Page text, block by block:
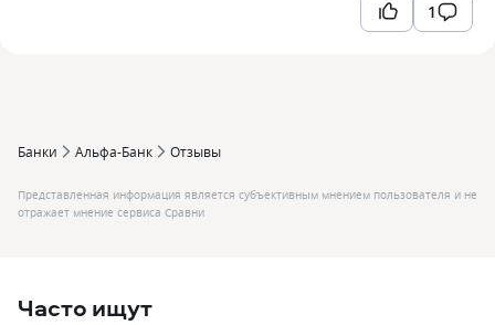
1
Банки Альфа-Банк Отзывы
Представленная информация является субъективным мнением пользователя и не
отражает мнение сервиса Сравни
Часто ищут